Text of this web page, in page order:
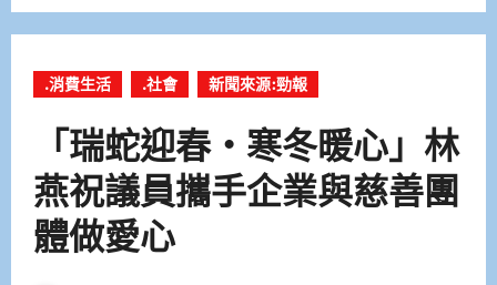
.消費生活 .社會 新聞來源:勁報
「瑞蛇迎春‧寒冬暖心」林
燕祝議員攜手企業與慈善團
體做愛心